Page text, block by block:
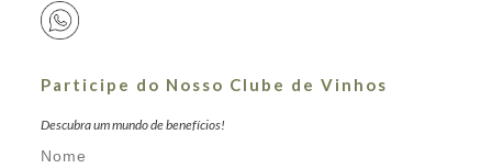
Participe do Nosso Clube de Vinhos
Descubra um mundo de benefícios!